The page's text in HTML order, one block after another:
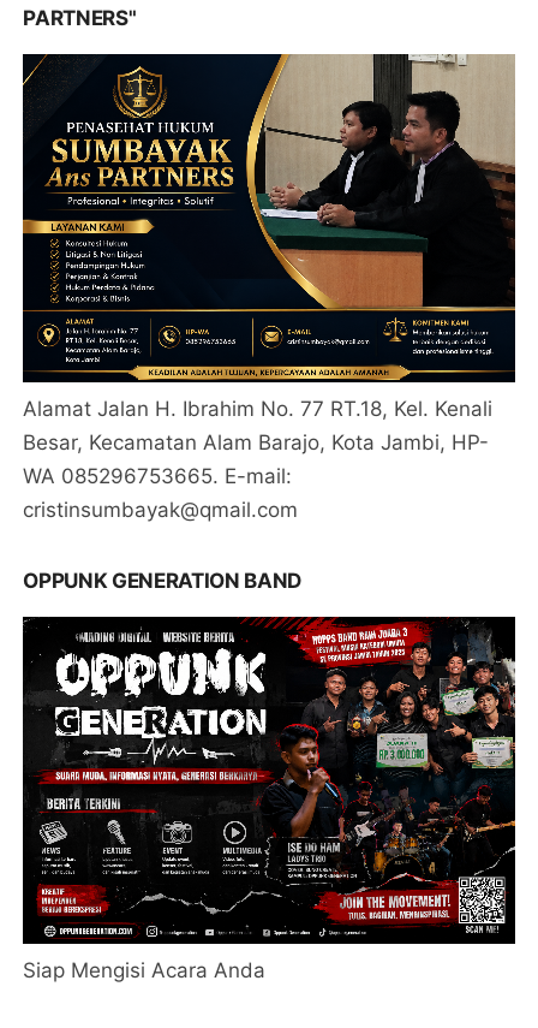
PARTNERS"
Alamat Jalan H. Ibrahim No. 77 RT.18, Kel. Kenali
Besar, Kecamatan Alam Barajo, Kota Jambi, HP-
WA 085296753665. E-mail:
cristinsumbayak@qmail.com
OPPUNK GENERATION BAND
Siap Mengisi Acara Anda